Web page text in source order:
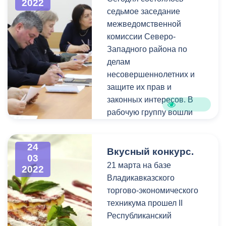
створе улиц Зангиева и
Коцоева.
образования, прокуратуры,
Высшего совета осетин.
2022
седьмое заседание
межведомственной
комиссии Северо-
Западного района по
делам
несовершеннолетних и
защите их прав и
законных интересов. В
рабочую группу вошли
учреждений системы
профилактики,
представители
государственных и
муниципальных органов,
медицинские работники,
24
03
2022
Вкусный конкурс.
21 марта на базе
Владикавказского
торгово-экономического
техникума прошел II
Республиканский